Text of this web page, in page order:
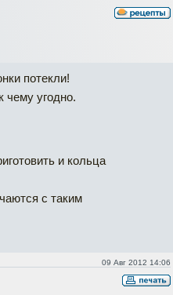
потекли!
чему угодно.
и кольца
с таким
09 Авг 2012 14:06